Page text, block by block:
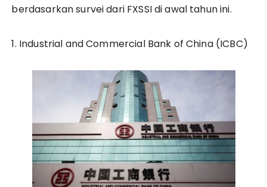
berdasarkan survei dari FXSSI di awal tahun ini.
1. Industrial and Commercial Bank of China (ICBC)